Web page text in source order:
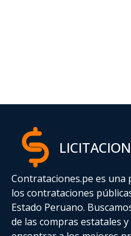
Contrataciones.pe es
los contrataciones
Estado Peruano.
de las compras estatales